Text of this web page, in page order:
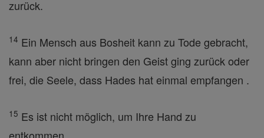
zurück.
14 Ein Mensch aus Bosheit kann zu Tode gebracht,
kann aber nicht bringen den Geist ging zurück oder
frei, die Seele, dass Hades hat einmal empfangen .
15 Es ist nicht möglich, um Ihre Hand zu